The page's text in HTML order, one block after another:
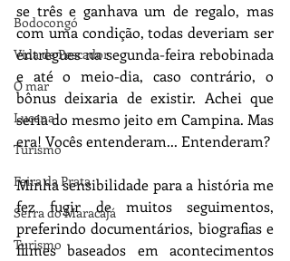
Bodocongó
Vida de Pescador
O mar
Lucena
Turismo
Feira da Prata
Serra do Maracajá
Turismo
se três e ganhava um de regalo, mas
com uma condição, todas deveriam ser
entregues na segunda-feira rebobinada
e até o meio-dia, caso contrário, o
bônus deixaria de existir. Achei que
seria do mesmo jeito em Campina. Mas
era! Vocês entenderam... Entenderam?
Minha sensibilidade para a história me
fez fugir de muitos seguimentos,
preferindo documentários, biografias e
filmes baseados em acontecimentos